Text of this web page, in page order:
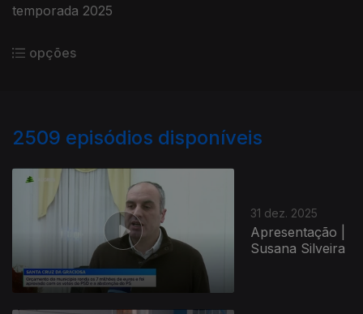
temporada 2025
opções
2509 episódios disponíveis
31 dez. 2025
Apresentação |
Susana Silveira